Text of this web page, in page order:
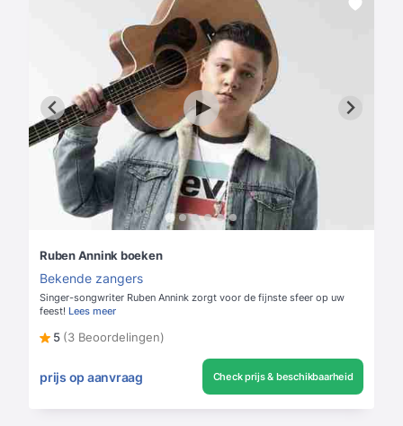
Ruben Annink boeken
Bekende zangers
Singer-songwriter Ruben Annink zorgt voor de fijnste sfeer op uw
feest! Lees meer
5 (3 Beoordelingen)
prijs op aanvraag Check prijs & beschikbaarheid